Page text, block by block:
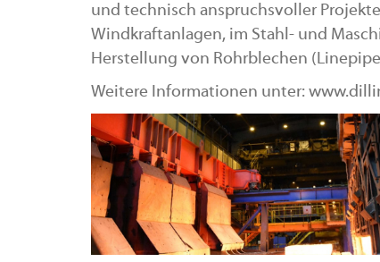
und technisch anspruchsvoller
Windkraftanlagen, im Stahl- und
Herstellung von Rohrblechen
Weitere Informationen unter: